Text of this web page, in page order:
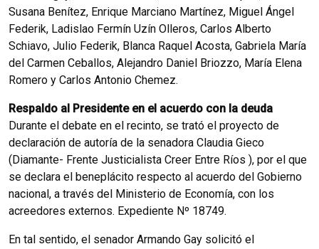
Susana Benítez, Enrique Marciano Martínez, Miguel Ángel
Federik, Ladislao Fermín Uzín Olleros, Carlos Alberto
Schiavo, Julio Federik, Blanca Raquel Acosta, Gabriela María
del Carmen Ceballos, Alejandro Daniel Briozzo, María Elena
Romero y Carlos Antonio Chemez.
Respaldo al Presidente en el acuerdo con la deuda
Durante el debate en el recinto, se trató el proyecto de
declaración de autoría de la senadora Claudia Gieco
(Diamante- Frente Justicialista Creer Entre Ríos ), por el que
se declara el beneplácito respecto al acuerdo del Gobierno
nacional, a través del Ministerio de Economía, con los
acreedores externos. Expediente Nº 18749.
En tal sentido, el senador Armando Gay solicitó el